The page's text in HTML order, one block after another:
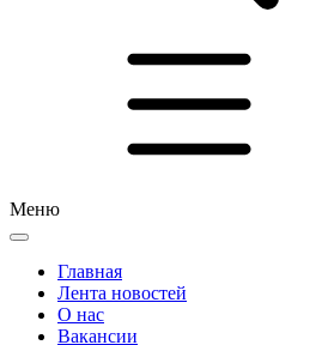
Меню
Главная
Лента новостей
О нас
Вакансии